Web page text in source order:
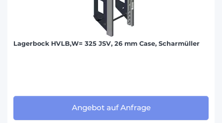
Lagerbock HVLB,W= 325 JSV, 26 mm Case, Scharmüller
Angebot auf Anfrage